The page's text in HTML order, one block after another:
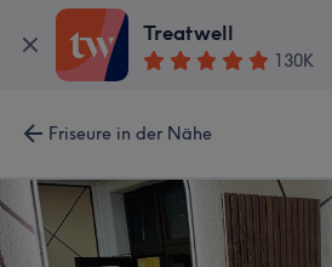
Treatwell
130K
Friseure in der Nähe